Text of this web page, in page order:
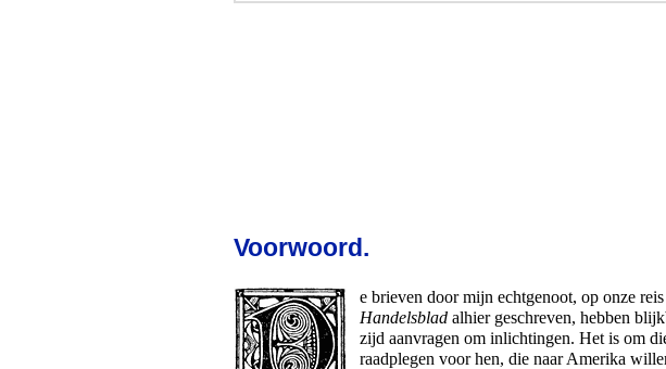
Voorwoord.
De brieven door mijn echtgenoot, op onze
Handelsblad alhier geschreven, hebben
zijd aanvragen om inlichtingen. Het is om
raadplegen voor hen, die naar Amerika